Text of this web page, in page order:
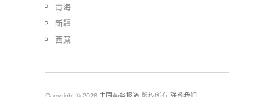
青海
新疆
西藏